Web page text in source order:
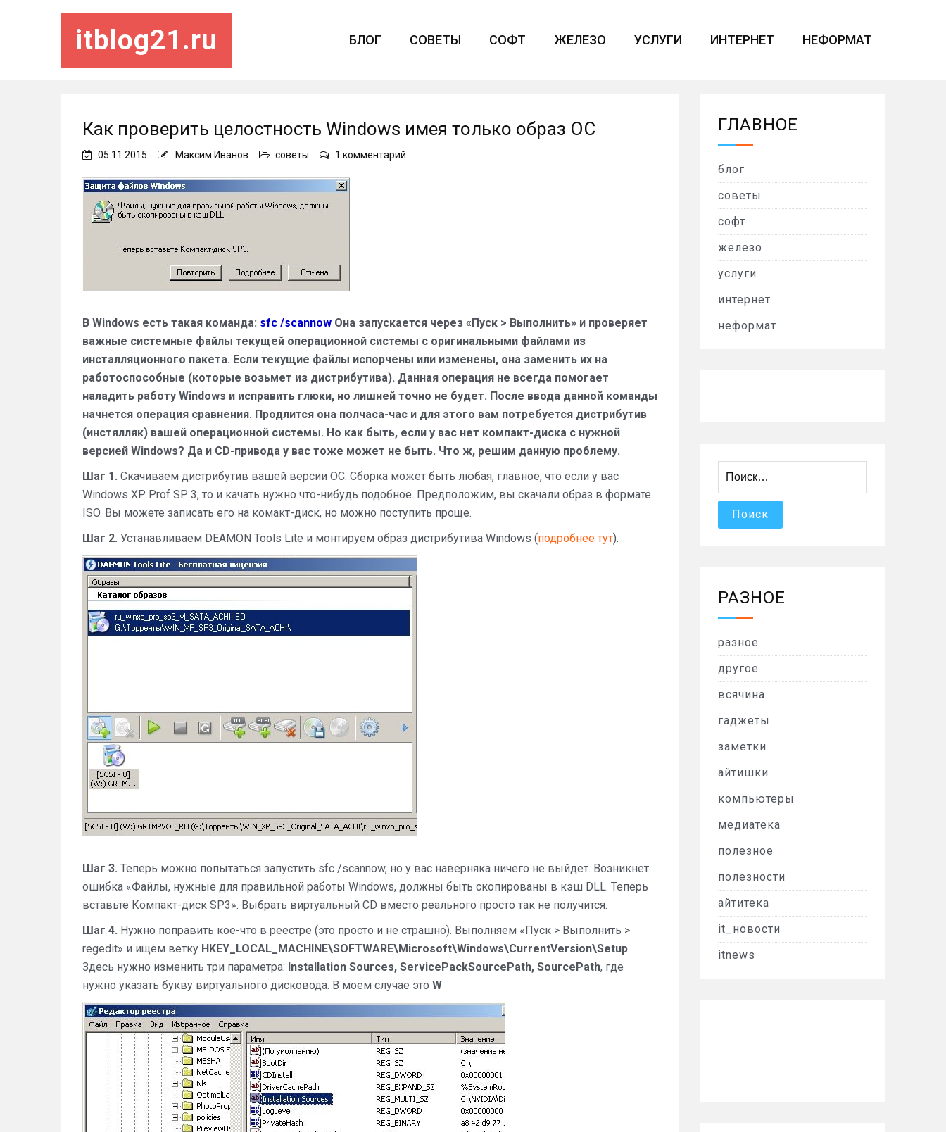
itblog21.ru БЛОГ СОВЕТЫ СОФТ ЖЕЛЕЗО УСЛУГИ ИНТЕРНЕТ НЕФОРМАТ
Как проверить целостность Windows имея только образ ОС
05.11.2015 Максим Иванов советы 1 комментарий
В Windows есть такая команда: sfc /scannow Она запускается через «Пуск > Выполнить» и проверяет
важные системные файлы текущей операционной системы с оригинальными файлами из
инсталляционного пакета. Если текущие файлы испорчены или изменены, она заменить их на
работоспособные (которые возьмет из дистрибутива). Данная операция не всегда помогает
наладить работу Windows и исправить глюки, но лишней точно не будет. После ввода данной команды
начнется операция сравнения. Продлится она полчаса-час и для этого вам потребуется дистрибутив
(инстялляк) вашей операционной системы. Но как быть, если у вас нет компакт-диска с нужной
версией Windows? Да и CD-привода у вас тоже может не быть. Что ж, решим данную проблему.
Шаг 1. Скачиваем дистрибутив вашей версии ОС. Сборка может быть любая, главное, что если у вас
Windows XP Prof SP 3, то и качать нужно что-нибудь подобное. Предположим, вы скачали образ в формате
ISO. Вы можете записать его на комакт-диск, но можно поступить проще.
Шаг 2. Устанавливаем DEAMON Tools Lite и монтируем образ дистрибутива Windows (подробнее тут).
Шаг 3. Теперь можно попытаться запустить sfc /scannow, но у вас наверняка ничего не выйдет. Возникнет
ошибка «Файлы, нужные для правильной работы Windows, должны быть скопированы в кэш DLL. Теперь
вставьте Компакт-диск SP3». Выбрать виртуальный CD вместо реального просто так не получится.
Шаг 4. Нужно поправить кое-что в реестре (это просто и не страшно). Выполняем «Пуск > Выполнить >
regedit» и ищем ветку HKEY_LOCAL_MACHINE\SOFTWARE\Microsoft\Windows\CurrentVersion\Setup
Здесь нужно изменить три параметра: Installation Sources, ServicePackSourcePath, SourcePath, где
нужно указать букву виртуального дисковода. В моем случае это W
ГЛАВНОЕ
блог
советы
софт
железо
услуги
интернет
неформат
РАЗНОЕ
разное
другое
всячина
гаджеты
заметки
айтишки
компьютеры
медиатека
полезное
полезности
айтитека
it_новости
itnews